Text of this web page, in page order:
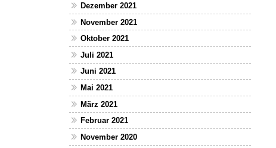
Dezember 2021
November 2021
Oktober 2021
Juli 2021
Juni 2021
Mai 2021
März 2021
Februar 2021
November 2020